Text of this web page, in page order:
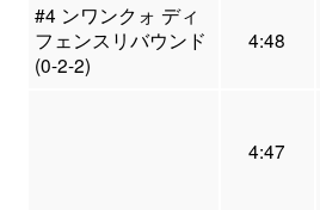
#4 ンワンクォ ディ
フェンスリバウンド
(0-2-2)
4:48
4:47